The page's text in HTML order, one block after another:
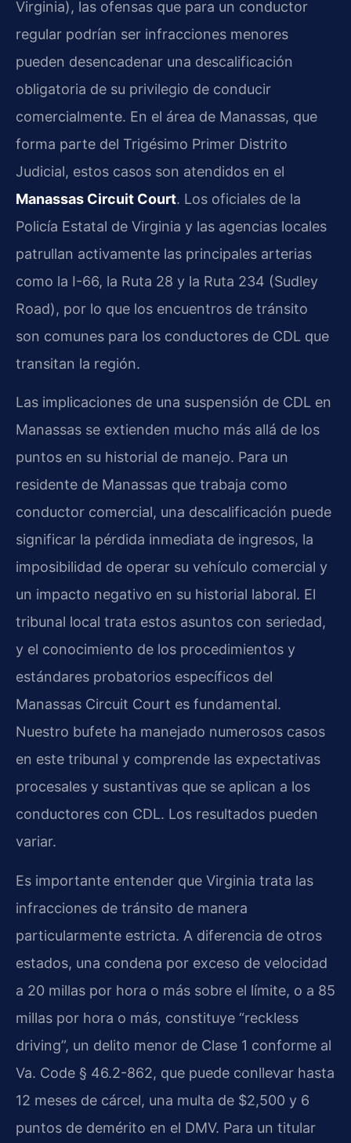
Virginia), las ofensas que para un conductor
regular podrían ser infracciones menores
pueden desencadenar una descalificación
obligatoria de su privilegio de conducir
comercialmente. En el área de Manassas, que
forma parte del Trigésimo Primer Distrito
Judicial, estos casos son atendidos en el
Manassas Circuit Court. Los oficiales de la
Policía Estatal de Virginia y las agencias locales
patrullan activamente las principales arterias
como la I-66, la Ruta 28 y la Ruta 234 (Sudley
Road), por lo que los encuentros de tránsito
son comunes para los conductores de CDL que
transitan la región.
Las implicaciones de una suspensión de CDL en
Manassas se extienden mucho más allá de los
puntos en su historial de manejo. Para un
residente de Manassas que trabaja como
conductor comercial, una descalificación puede
significar la pérdida inmediata de ingresos, la
imposibilidad de operar su vehículo comercial y
un impacto negativo en su historial laboral. El
tribunal local trata estos asuntos con seriedad,
y el conocimiento de los procedimientos y
estándares probatorios específicos del
Manassas Circuit Court es fundamental.
Nuestro bufete ha manejado numerosos casos
en este tribunal y comprende las expectativas
procesales y sustantivas que se aplican a los
conductores con CDL. Los resultados pueden
variar.
Es importante entender que Virginia trata las
infracciones de tránsito de manera
particularmente estricta. A diferencia de otros
estados, una condena por exceso de velocidad
a 20 millas por hora o más sobre el límite, o a 85
millas por hora o más, constituye “reckless
driving”, un delito menor de Clase 1 conforme al
Va. Code § 46.2-862, que puede conllevar hasta
12 meses de cárcel, una multa de $2,500 y 6
puntos de demérito en el DMV. Para un titular